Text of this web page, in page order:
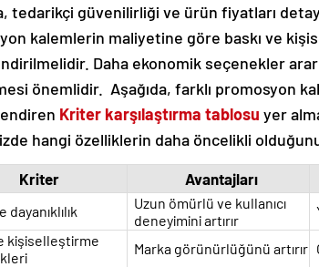
tedarikçi güvenilirliği ve ürün fiyatları
kalemlerin maliyetine göre baskı ve
Daha ekonomik seçenekler
önemlidir. Aşağıda, farklı promosyon
Kriter karşılaştırma tablosu yer
hangi özelliklerin daha öncelikli
Kriter Avantajları
dayanıklılık
Uzun ömürlü ve kullanıcı
deneyimini artırır
kişiselleştirme
Marka görünürlüğünü artırır